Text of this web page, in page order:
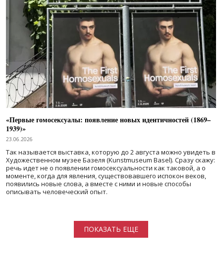
«Первые гомосексуалы: появление новых идентичностей (1869–
1939)»
23.06.2026
Так называется выставка, которую до 2 августа можно увидеть в
Художественном музее Базеля (Kunstmuseum Basel). Сразу скажу:
речь идет не о появлении гомосексуальности как таковой, а о
моменте, когда для явления, существовавшего испокон веков,
появились новые слова, а вместе с ними и новые способы
описывать человеческий опыт.
ПОКАЗАТЬ ЕЩЕ